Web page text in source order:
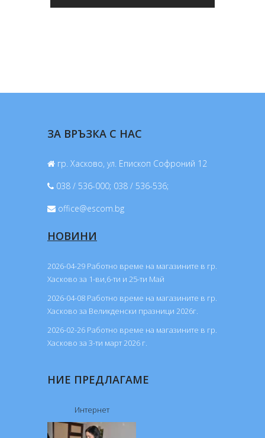
ЗА ВРЪЗКА С НАС
гр. Хасково, ул. Епископ Софроний 12
038 / 536-000; 038 / 536-536;
office@escom.bg
НОВИНИ
2026-04-29 Работно време на магазините в гр.
Хасково за 1-ви,6-ти и 25-ти Май
2026-04-08 Работно време на магазините в гр.
Хасково за Великденски празници 2026г.
2026-02-26 Работно време на магазините в гр.
Хасково за 3-ти март 2026 г.
НИЕ ПРЕДЛАГАМЕ
Интернет